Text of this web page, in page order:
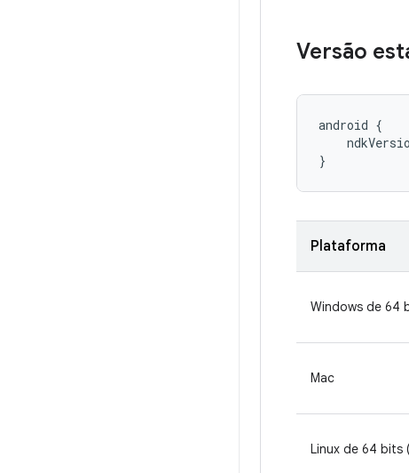
Versão
android {
}
Plataforma
Windows de 64
Mac
Linux de 64 bits